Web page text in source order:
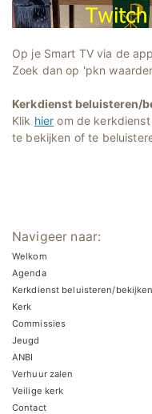
Op je Smart TV via de
Zoek dan op 'pkn
Kerkdienst beluisteren/
Klik hier om de kerkdienst
te bekijken of te
Navigeer naar:
Welkom
Agenda
Kerkdienst beluisteren/bekijken
Kerk
Commissies
Jeugd
ANBI
Verhuur zalen
Veilige kerk
Contact